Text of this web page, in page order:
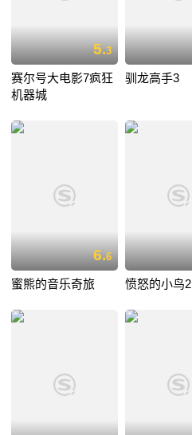
5.3
赛尔号大电影7疯狂
机器城
驯龙高手3
6.6
蜜熊的音乐奇旅 愤怒的小鸟2